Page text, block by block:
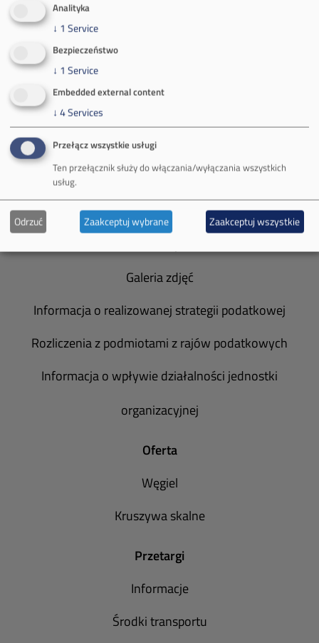
Spółka Południowy Koncern Węglowy
Zakład Górniczy Brzeszcze
Zakład Górniczy Janina
Galeria zdjęć
Informacja o realizowanej strategii podatkowej
Rozliczenia z podmiotami z rajów podatkowych
Informacja o wpływie działalności jednostki
organizacyjnej
Oferta
Węgiel
Kruszywa skalne
Przetargi
Informacje
Środki transportu
Analityka
↓ 1 Service
Bezpieczeństwo
↓ 1 Service
Embedded external content
↓ 4Services
Przełącz wszystkie usługi
Ten przełącznik służy do włączania/wyłączania wszystkich
usług.
Odrzuć Zaakceptuj wybrane Zaakceptuj wszystkie